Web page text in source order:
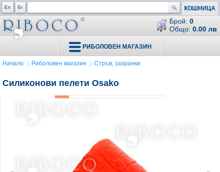
En Бг КОШНИЦА
Брой: 0
Общо: 0.00 лв
РИБОЛОВЕН МАГАЗИН
Начало Риболовен магазин Стръв, захранки
Силиконови пелети Osako